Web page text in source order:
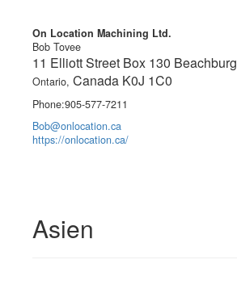
On Location Machining Ltd.
Bob Tovee
11 Elliott Street Box 130 Beachburg
Ontario, Canada K0J 1C0
Phone:905-577-7211
Bob@onlocation.ca
https://onlocation.ca/
Asien